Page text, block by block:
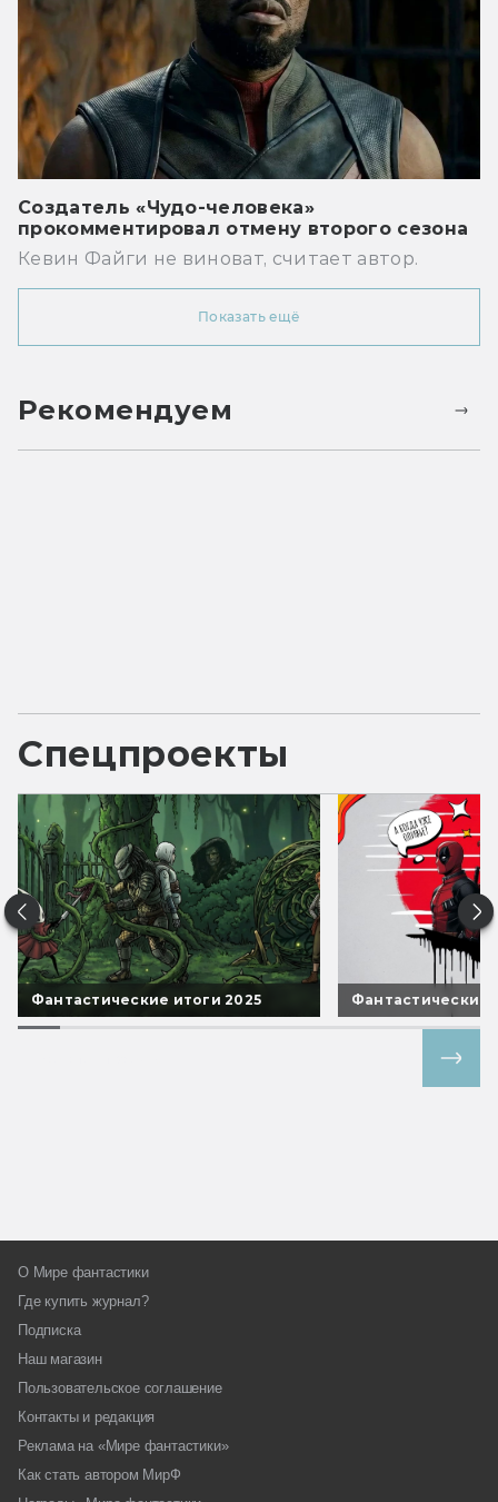
Создатель «Чудо-человека»
прокомментировал отмену второго сезона
Кевин Файги не виноват, считает автор.
Показать ещё
Рекомендуем
Спецпроекты
Фантастические итоги 2025 Фантастические
О Мире фантастики
Где купить журнал?
Подписка
Наш магазин
Пользовательское соглашение
Контакты и редакция
Реклама на «Мире фантастики»
Как стать автором МирФ